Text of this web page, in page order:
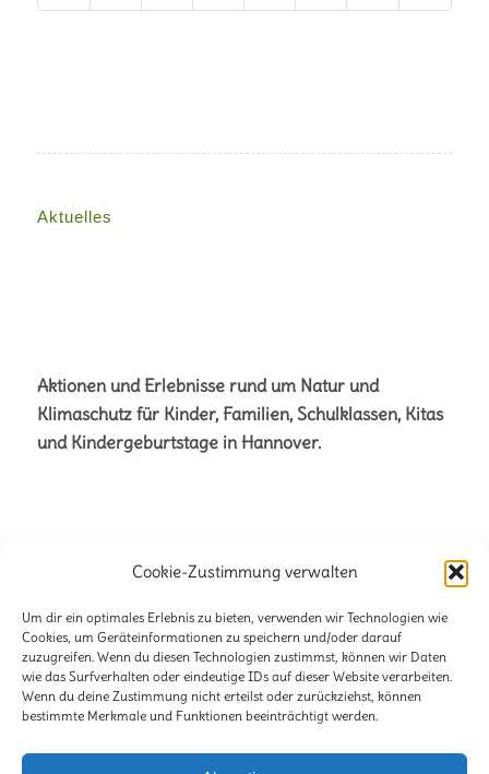
Cookie-Zustimmung verwalten
Um dir ein optimales Erlebnis zu bieten, verwenden wir Technologien wie
Cookies, um Geräteinformationen zu speichern und/oder darauf
zuzugreifen. Wenn du diesen Technologien zustimmst, können wir Daten
wie das Surfverhalten oder eindeutige IDs auf dieser Website verarbeiten.
Wenn du deine Zustimmung nicht erteilst oder zurückziehst, können
bestimmte Merkmale und Funktionen beeinträchtigt werden.
Aktuelles
Aktionen und Erlebnisse rund um Natur und
Klimaschutz für Kinder, Familien, Schulklassen, Kitas
und Kindergeburtstage in Hannover.
Verena + Volker Stahnke GbR
Stöckener Str. 125
30419 Hannover
Telefon: 0511-2281471